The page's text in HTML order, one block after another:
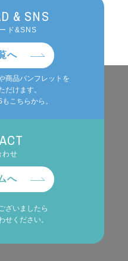
& SNS
ド&SNS
へ
商品パンフレットを
だけます。
こちらから。
わせ
へ
ざいましたら
せください。